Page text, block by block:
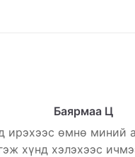
Баярмаа Ц
ирэхээс өмнө миний
хүнд хэлэхээс